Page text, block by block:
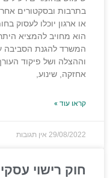
בתרבות ובסקטורים
או ארגון יוכלו לעסוק
הוא מחויב להמציא
המשרד להגנת הסביבה
וההצלה ושל פיקוד
אחזקה, שינוע,
קראו עוד »
29/08/2022 אין תגובות
חוק רישוי